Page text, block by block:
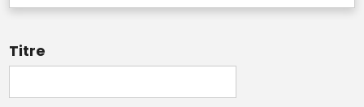
Titre